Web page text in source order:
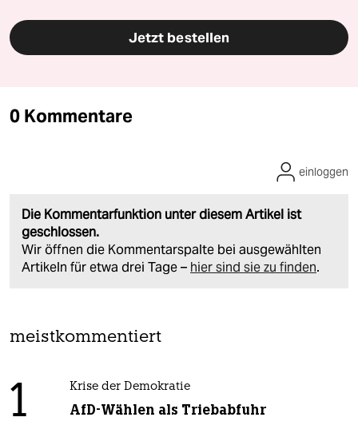
Jetzt bestellen
0 Kommentare
Die Kommentarfunktion unter diesem Artikel ist
geschlossen.
Wir öffnen die Kommentarspalte bei ausgewählten
Artikeln für etwa drei Tage – hier sind sie zu finden.
einloggen
meistkommentiert
1 Krise der Demokratie
AfD-Wählen als Triebabfuhr